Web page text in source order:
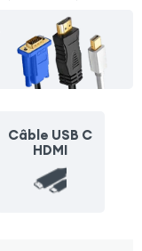
Câble USB C
HDMI